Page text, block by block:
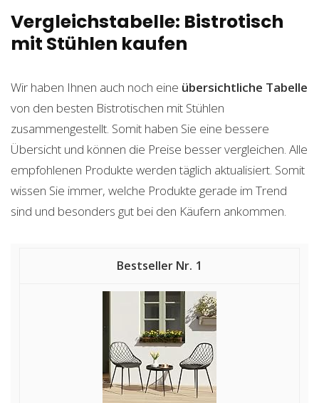
Vergleichstabelle: Bistrotisch
mit Stühlen kaufen
Wir haben Ihnen auch noch eine übersichtliche Tabelle
von den besten Bistrotischen mit Stühlen
zusammengestellt. Somit haben Sie eine bessere
Übersicht und können die Preise besser vergleichen. Alle
empfohlenen Produkte werden täglich aktualisiert. Somit
wissen Sie immer, welche Produkte gerade im Trend
sind und besonders gut bei den Käufern ankommen.
1